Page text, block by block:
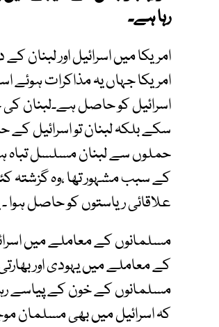
رہا ہے۔
امریکا میں اسرائیل اور لبنان
امریکا جہاں یہ مذاکرات
اسرائیل کو حاصل ہے۔لبنان
سکے بلکہ لبنان تو اسرائیل کے
حملوں سے لبنان مسلسل تباہ ہو
کے سبب مشہور تھا ،وہ گزشتہ
علاقائی ریاستوں کو حاصل ہوا
مسلمانوں کے معاملے میں
کے معاملے میں یہودی اور
مسلمانوں کے خون کے پیاسے
کہ اسرائیل میں بھی مسلمان